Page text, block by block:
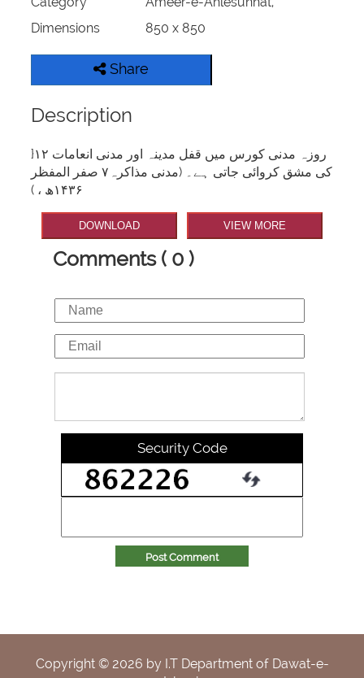
Dimensions
850 x 850
Share
Description
}۱۲ روزہ مدنی کورس میں قفل مدینہ اور مدنی انعامات
کی مشق کروائی جاتی ہے۔ (مدنی مذاکرہ۷ صفر المفظر
۱۴۳۶ھ ، )
DOWNLOAD VIEW MORE
Comments ( 0 )
Security Code
Post Comment
Copyright © 2026 by I.T Department of Dawat-e-